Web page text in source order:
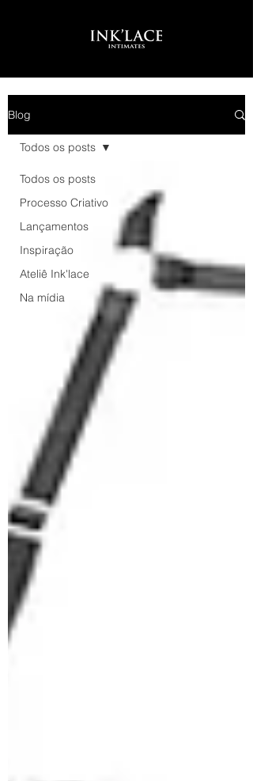
Blog
Todos os posts
Processo Criativo
Lançamentos
Inspiração
Ateliê Ink'lace
Na mídia
Todos os posts